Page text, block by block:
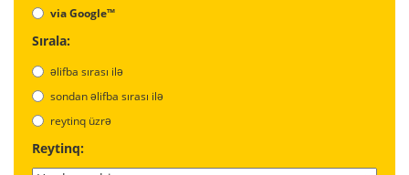
via Google™
Sırala:
əlifba sırası ilə
sondan əlifba sırası ilə
reytinq üzrə
Reytinq: